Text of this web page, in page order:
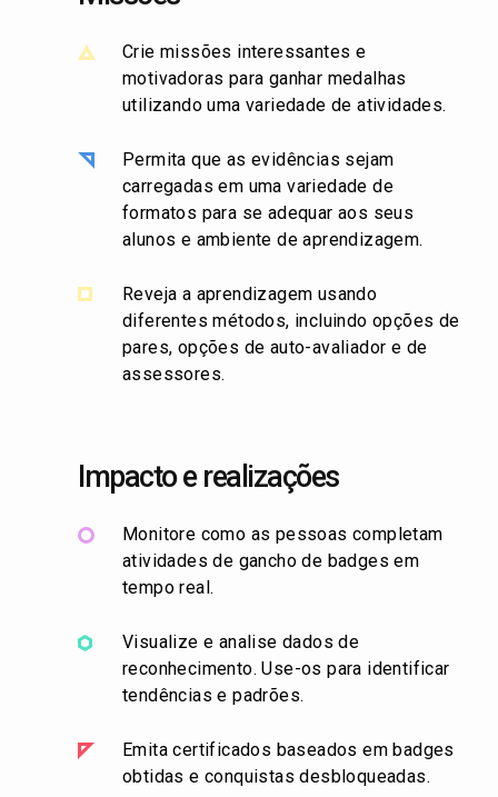
Crie missões interessantes e
motivadoras para ganhar medalhas
utilizando uma variedade de atividades.
Permita que as evidências sejam
carregadas em uma variedade de
formatos para se adequar aos seus
alunos e ambiente de aprendizagem.
Reveja a aprendizagem usando
diferentes métodos, incluindo opções de
pares, opções de auto-avaliador e de
assessores.
Impacto e realizações
Monitore como as pessoas completam
atividades de gancho de badges em
tempo real.
Visualize e analise dados de
reconhecimento. Use-os para identificar
tendências e padrões.
Emita certificados baseados em badges
obtidas e conquistas desbloqueadas.